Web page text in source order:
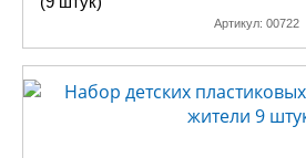
Артикул: 00722